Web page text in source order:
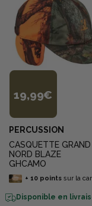
19,99€
PERCUSSION
CASQUETTE GRAND
NORD BLAZE
GHCAMO
+ 10pointssur la
Disponible en